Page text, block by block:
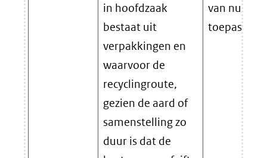
in hoofdzaak
bestaat uit
verpakkingen en
waarvoor de
recyclingroute,
gezien de aard of
samenstelling zo
duur is dat de
van nuttige
toepassing)